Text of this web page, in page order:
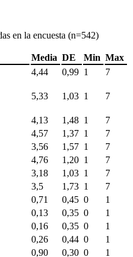
en la encuesta (n=542)
Media DE Min Max
4,44 0,99 1 7
5,33 1,03 1 7
4,13 1,48 1
7
4,57 1,37 1
7
3,56 1,57 1
7
4,76 1,20 1
7
3,18 1,03 1
7
3,5 1,73 1
7
0,71 0,45 0
1
0,13 0,35 0
1
0,16 0,35 0
1
0,26 0,44 0
1
0,90 0,30 0
1